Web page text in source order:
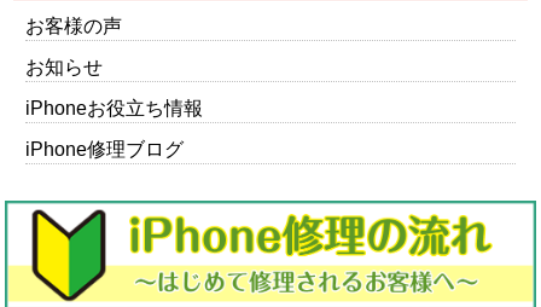
お客様の声
お知らせ
iPhoneお役立ち情報
iPhone修理ブログ